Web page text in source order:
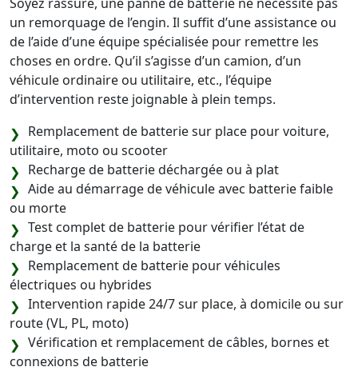
un remorquage de l’engin. Il suffit d’une assistance ou
de l’aide d’une équipe spécialisée pour remettre les
choses en ordre. Qu’il s’agisse d’un camion, d’un
véhicule ordinaire ou utilitaire, etc., l’équipe
d’intervention reste joignable à plein temps.
Remplacement de batterie sur place pour voiture,
utilitaire, moto ou scooter
Recharge de batterie déchargée ou à plat
Aide au démarrage de véhicule avec batterie faible
ou morte
Test complet de batterie pour vérifier l’état de
charge et la santé de la batterie
Remplacement de batterie pour véhicules
électriques ou hybrides
Intervention rapide 24/7 sur place, à domicile ou sur
route (VL, PL, moto)
Vérification et remplacement de câbles, bornes et
connexions de batterie